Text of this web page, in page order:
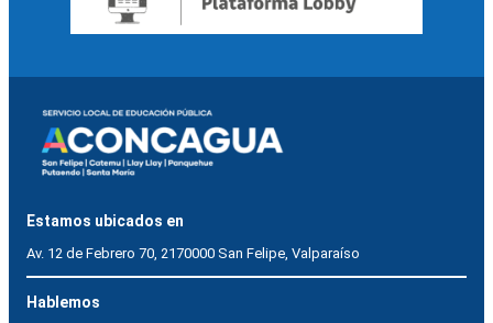
Estamos ubicados en
Av. 12 de Febrero 70, 2170000 San Felipe, Valparaíso
Hablemos